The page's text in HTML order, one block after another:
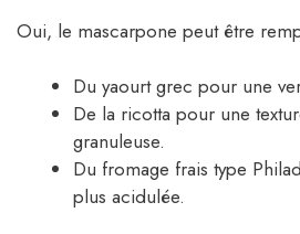
Oui, le mascarpone peut être
Du yaourt grec pour une
De la ricotta pour une
granuleuse.
Du fromage frais type
plus acidulée.